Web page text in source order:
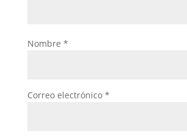
Nombre *
Correo electrónico *